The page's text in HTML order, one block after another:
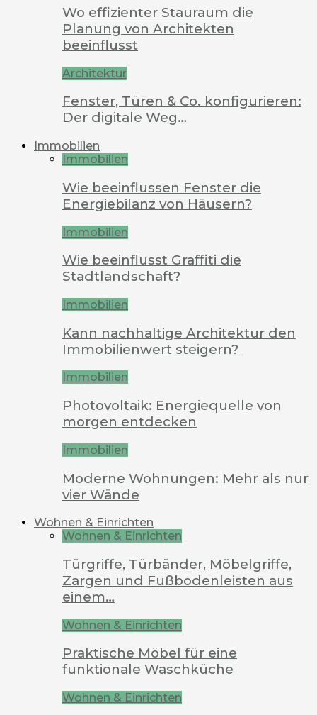
Wo effizienter Stauraum die
Planung von Architekten
beeinflusst
Architektur
Fenster, Türen & Co. konfigurieren:
Der digitale Weg…
Immobilien
Immobilien
Wie beeinflussen Fenster die
Energiebilanz von Häusern?
Immobilien
Wie beeinflusst Graffiti die
Stadtlandschaft?
Immobilien
Kann nachhaltige Architektur den
Immobilienwert steigern?
Immobilien
Photovoltaik: Energiequelle von
morgen entdecken
Immobilien
Moderne Wohnungen: Mehr als nur
vier Wände
Wohnen & Einrichten
Wohnen & Einrichten
Türgriffe, Türbänder, Möbelgriffe,
Zargen und Fußbodenleisten aus
einem…
Wohnen & Einrichten
Praktische Möbel für eine
funktionale Waschküche
Wohnen & Einrichten